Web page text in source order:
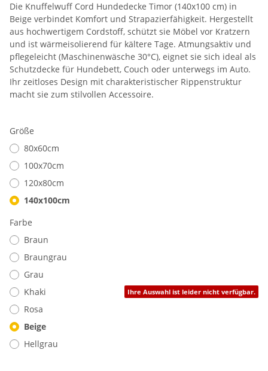
Die Knuffelwuff Cord Hundedecke Timor (140x100 cm) in
Beige verbindet Komfort und Strapazierfähigkeit. Hergestellt
aus hochwertigem Cordstoff, schützt sie Möbel vor Kratzern
und ist wärmeisolierend für kältere Tage. Atmungsaktiv und
pflegeleicht (Maschinenwäsche 30°C), eignet sie sich ideal als
Schutzdecke für Hundebett, Couch oder unterwegs im Auto.
Ihr zeitloses Design mit charakteristischer Rippenstruktur
macht sie zum stilvollen Accessoire.
Größe
80x60cm
100x70cm
120x80cm
140x100cm
Farbe
Braun
Braungrau
Grau
Khaki
Ihre Auswahl ist leider nicht verfügbar.
Rosa
Beige
Hellgrau